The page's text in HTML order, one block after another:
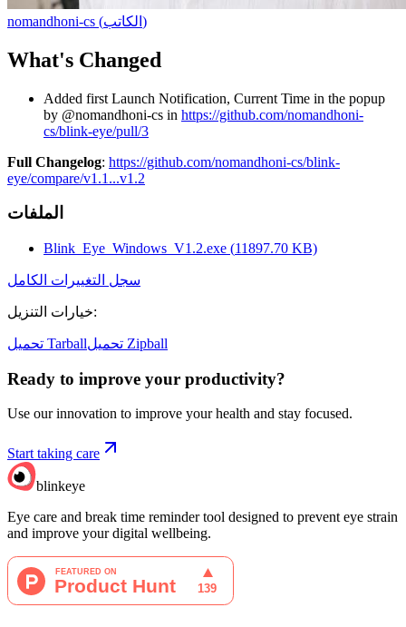
nomandhoni-cs (الكاتب )
What's Changed
Added first Launch Notification, Current Time in the popup
by @nomandhoni-cs in https://github.com/nomandhoni-
cs/blink-eye/pull/3
Full Changelog: https://github.com/nomandhoni-cs/blink-
eye/compare/v1.1...v1.2
الملفات
Blink_Eye_Windows_V1.2.exe (11897.70 KB)
سجل التغييرات الكامل
خيارات التنزيل:
تحميل Tarball تحميل Zipball
Ready to improve your productivity?
Use our innovation to improve your health and stay focused.
Start taking care
blinkeye
Eye care and break time reminder tool designed to prevent eye strain
and improve your digital wellbeing.